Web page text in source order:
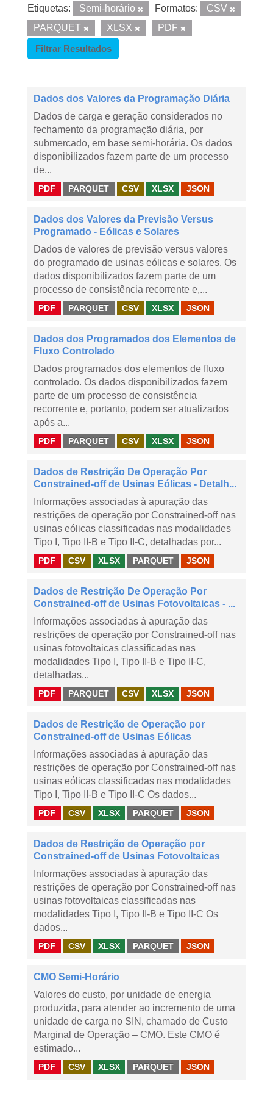
Etiquetas: Semi-horário Formatos:
CSV
PARQUET
XLSX
PDF
Filtrar Resultados
Dados dos Valores da Programação Diária
Dados de carga e geração considerados no
fechamento da programação diária, por
submercado, em base semi-horária. Os dados
disponibilizados fazem parte de um processo
de...
PDF PARQUET CSV XLSX JSON
Dados dos Valores da Previsão Versus
Programado - Eólicas e Solares
Dados de valores de previsão versus valores
do programado de usinas eólicas e solares. Os
dados disponibilizados fazem parte de um
processo de consistência recorrente e,...
PDF PARQUET CSV XLSX JSON
Dados dos Programados dos Elementos de
Fluxo Controlado
Dados programados dos elementos de fluxo
controlado. Os dados disponibilizados fazem
parte de um processo de consistência
recorrente e, portanto, podem ser atualizados
após a...
PDF PARQUET CSV XLSX JSON
Dados de Restrição De Operação Por
Constrained-off de Usinas Eólicas - Detalh...
Informações associadas à apuração das
restrições de operação por Constrained-off nas
usinas eólicas classificadas nas modalidades
Tipo I, Tipo II-B e Tipo II-C, detalhadas por...
PDF CSV XLSX PARQUET JSON
Dados de Restrição De Operação Por
Constrained-off de Usinas Fotovoltaicas - ...
Informações associadas à apuração das
restrições de operação por Constrained-off nas
usinas fotovoltaicas classificadas nas
modalidades Tipo I, Tipo II-B e Tipo II-C,
detalhadas...
PDF PARQUET CSV XLSX JSON
Dados de Restrição de Operação por
Constrained-off de Usinas Eólicas
Informações associadas à apuração das
restrições de operação por Constrained-off nas
usinas eólicas classificadas nas modalidades
Tipo I, Tipo II-B e Tipo II-C Os dados...
PDF CSV XLSX PARQUET JSON
Dados de Restrição de Operação por
Constrained-off de Usinas Fotovoltaicas
Informações associadas à apuração das
restrições de operação por Constrained-off nas
usinas fotovoltaicas classificadas nas
modalidades Tipo I, Tipo II-B e Tipo II-C Os
dados...
PDF CSV XLSX PARQUET JSON
CMO Semi-Horário
Valores do custo, por unidade de energia
produzida, para atender ao incremento de uma
unidade de carga no SIN, chamado de Custo
Marginal de Operação – CMO. Este CMO é
estimado...
PDF CSV XLSX PARQUET JSON